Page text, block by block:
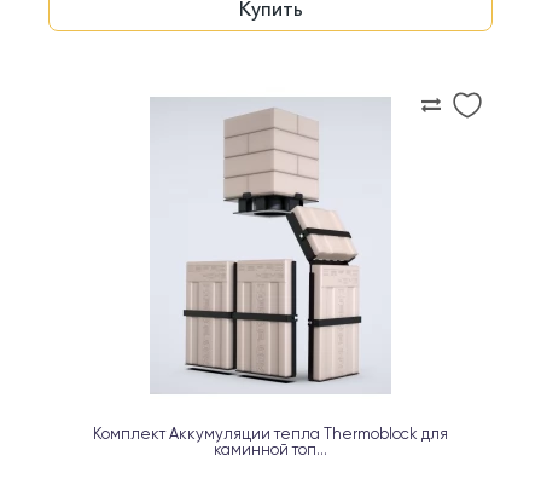
Купить
Комплект Аккумуляции тепла Thermoblock для
каминной топ...